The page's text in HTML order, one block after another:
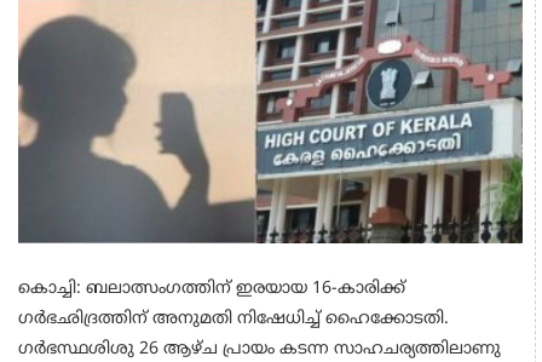
കൊച്ചി: ബലാത്സംഗത്തിന് ഇരയായ 16-കാരിക്ക്
ഗര്‍ഭഛിദ്രത്തിന് അനുമതി നിഷേധിച്ച് ഹൈക്കോടതി.
ഗര്‍ഭസ്ഥശിശു 26 ആഴ്ച പ്രായം കടന്ന സാഹചര്യത്തിലാണു